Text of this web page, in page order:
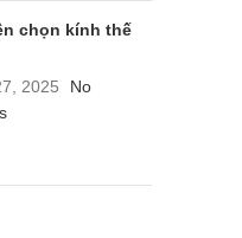
chọn kính thế
2025
No